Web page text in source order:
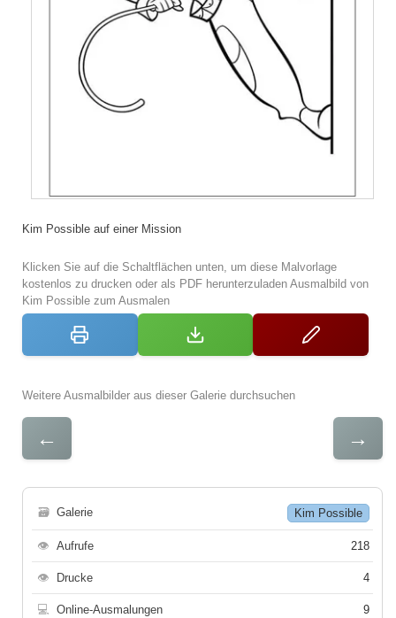
Kim Possible auf einer Mission
Klicken Sie auf die Schaltflächen unten, um diese Malvorlage
kostenlos zu drucken oder als PDF herunterzuladen Ausmalbild von
Kim Possible zum Ausmalen
Weitere Ausmalbilder aus dieser Galerie durchsuchen
← →
🗃 Galerie Kim Possible
👁 Aufrufe 218
👁 Drucke 4
💻 Online-Ausmalungen 9